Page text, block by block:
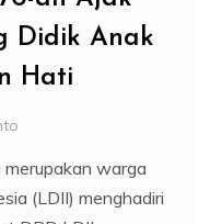
Didik Anak
Hati
warga
(LDII) menghadiri